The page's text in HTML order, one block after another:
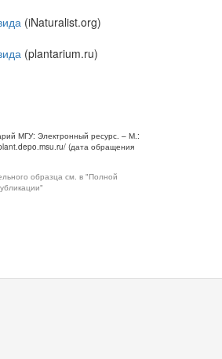
(iNaturalist.org)
(plantarium.ru)
МГУ: Электронный ресурс. – М.:
(дата обращения
образца см. в "Полной